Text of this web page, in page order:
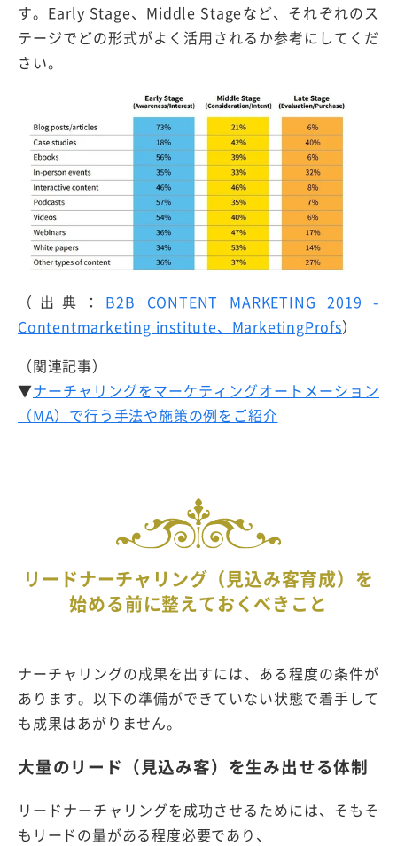
す。Early Stage、Middle Stageなど、それぞれのス
テージでどの形式がよく活用されるか参考にしてくだ
さい。
（出典： B2B CONTENT MARKETING 2019 -
Contentmarketing institute、MarketingProfs）
（関連記事）
▼ナーチャリングをマーケティングオートメーション
（MA）で行う手法や施策の例をご紹介
リードナーチャリング（見込み客育成）を
始める前に整えておくべきこと
ナーチャリングの成果を出すには、ある程度の条件が
あります。以下の準備ができていない状態で着手して
も成果はあがりません。
大量のリード（見込み客）を生み出せる体制
リードナーチャリングを成功させるためには、そもそ
もリードの量がある程度必要であり、